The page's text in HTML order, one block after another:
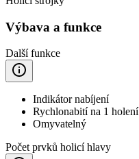
Výbava a funkce
Další funkce
Indikátor nabíjení
Rychlonabití na 1 holení
Omyvatelný
Počet prvků holicí hlavy